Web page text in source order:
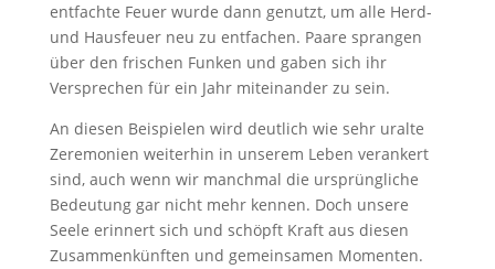
entfachte Feuer wurde dann genutzt, um alle Herd-
und Hausfeuer neu zu entfachen. Paare sprangen
über den frischen Funken und gaben sich ihr
Versprechen für ein Jahr miteinander zu sein.
An diesen Beispielen wird deutlich wie sehr uralte
Zeremonien weiterhin in unserem Leben verankert
sind, auch wenn wir manchmal die ursprüngliche
Bedeutung gar nicht mehr kennen. Doch unsere
Seele erinnert sich und schöpft Kraft aus diesen
Zusammenkünften und gemeinsamen Momenten.